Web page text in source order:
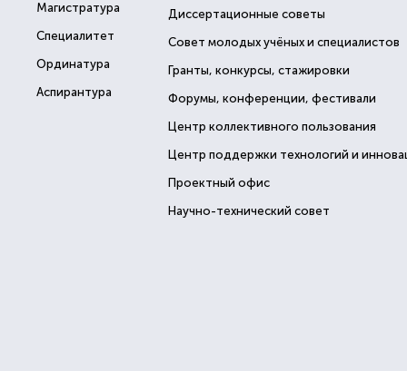
Магистратура
Специалитет
Ординатура
Аспирантура
Диссертационные советы
Совет молодых учёных и специалистов
Гранты, конкурсы, стажировки
Форумы, конференции, фестивали
Центр коллективного пользования
Центр поддержки технологий и
Проектный офис
Научно-технический совет